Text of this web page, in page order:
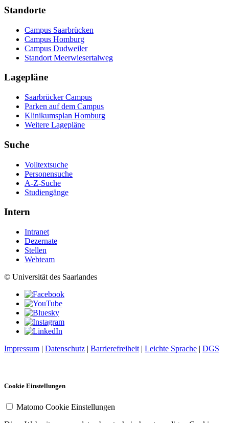
Standorte
Campus Saarbrücken
Campus Homburg
Campus Dudweiler
Standort Meerwiesertalweg
Lagepläne
Saarbrücker Campus
Parken auf dem Campus
Klinikumsplan Homburg
Weitere Lagepläne
Suche
Volltextsuche
Personensuche
A-Z-Suche
Studiengänge
Intern
Intranet
Dezernate
Stellen
Webteam
© Universität des Saarlandes
Impressum | Datenschutz | Barrierefreiheit | Leichte Sprache | DGS
Cookie Einstellungen
Matomo Cookie Einstellungen